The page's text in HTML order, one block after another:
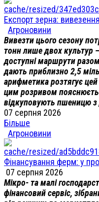
Експорт зерна:
Агроновини
Вивезти цього сезону
тонн лише двох культур
доступні маршрути
дають приблизно 2,5
арифметика розтягує
цим розривом
відкуповують пшеницю
07 серпня 2026
Більше
Агроновини
Фінансування ферм: у
07 серпня 2026
Мікро- та малі
фінансовий сервіс,